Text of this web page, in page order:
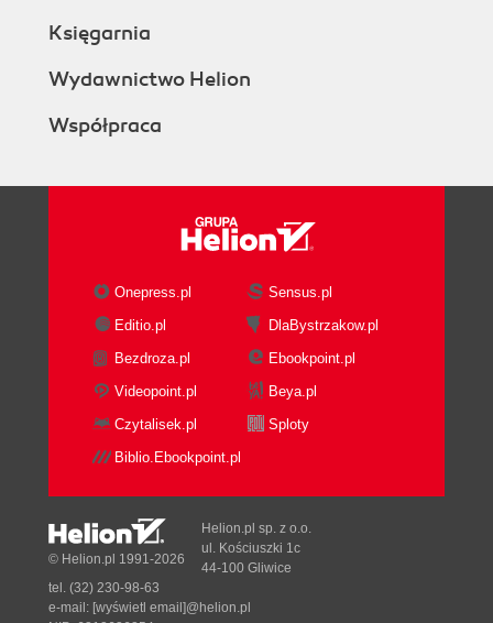
Księgarnia
Wydawnictwo Helion
Współpraca
Onepress.pl
Sensus.pl
Editio.pl
DlaBystrzakow.pl
Bezdroza.pl
Ebookpoint.pl
Videopoint.pl
Beya.pl
Czytalisek.pl
Sploty
Biblio.Ebookpoint.pl
© Helion.pl 1991-2026
Helion.pl sp. z o.o.
ul. Kościuszki 1c
44-100 Gliwice
tel. (32) 230-98-63
e-mail: [wyświetl email]@helion.pl